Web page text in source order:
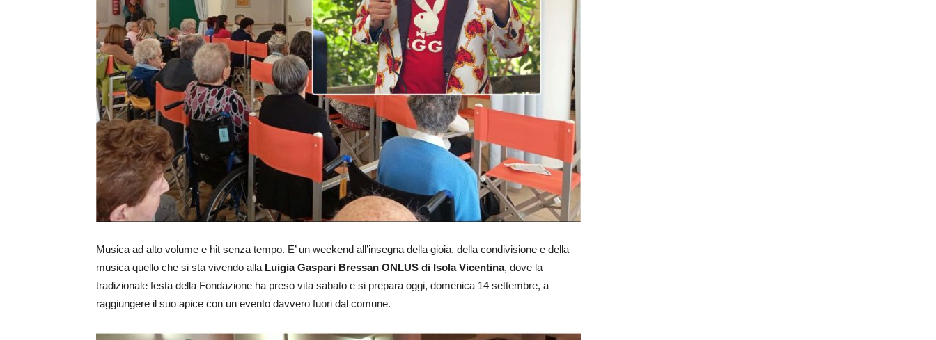
Musica ad alto volume e hit senza tempo. E’ un weekend all’insegna della gioia, della condivisione e della
musica quello che si sta vivendo alla Luigia Gaspari Bressan ONLUS di Isola Vicentina, dove la
tradizionale festa della Fondazione ha preso vita sabato e si prepara oggi, domenica 14 settembre, a
raggiungere il suo apice con un evento davvero fuori dal comune.